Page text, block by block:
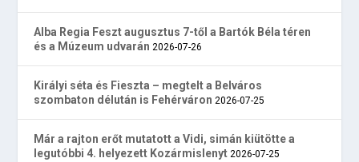
Alba Regia Feszt augusztus 7-től a Bartók Béla téren
és a Múzeum udvarán 2026-07-26
Királyi séta és Fieszta – megtelt a Belváros
szombaton délután is Fehérváron 2026-07-25
Már a rajton erőt mutatott a Vidi, simán kiütötte a
legutóbbi 4. helyezett Kozármislenyt 2026-07-25